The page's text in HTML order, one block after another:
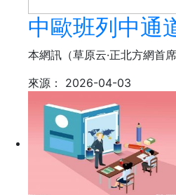
中歐班列中通
本網訊（草原云·正北方網首
來源：
2026-04-03